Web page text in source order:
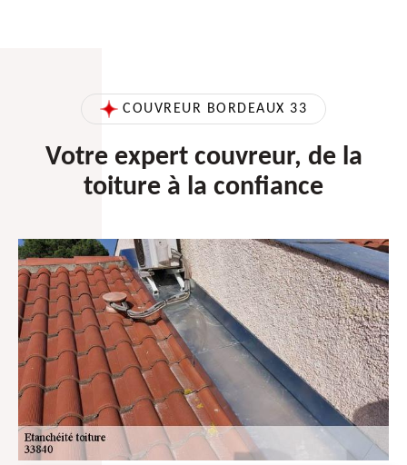
COUVREUR BORDEAUX 33
Votre expert couvreur, de la
toiture à la confiance